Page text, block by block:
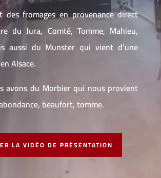
des fromages en provenance direct
du Jura, Comté, Tomme, Mahieu,
aussi du Munster qui vient d’une
Alsace.
avons du Morbierqui nous provient
beaufort, tomme.
LA VIDÉO DE PRÉSENTATION